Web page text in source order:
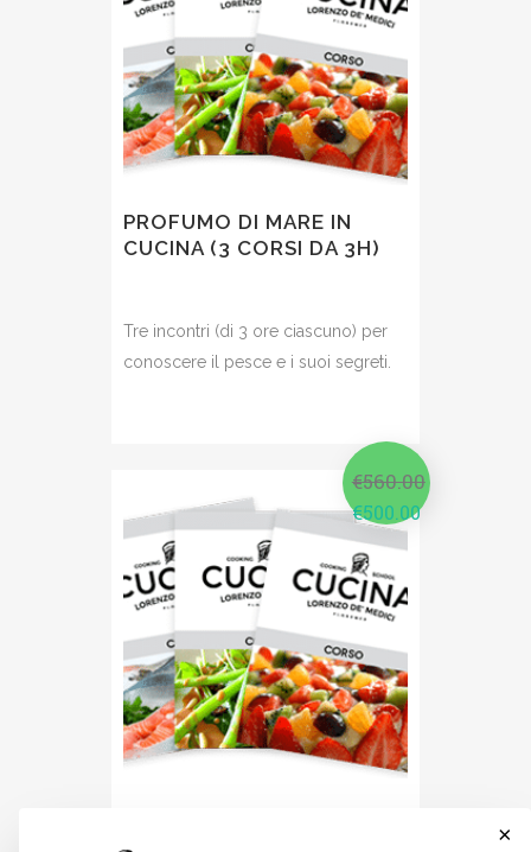
PROFUMO DI MARE IN
CUCINA (3 CORSI DA 3H)
Tre incontri (di 3 ore ciascuno) per
conoscere il pesce e i suoi segreti.
€560.00
€500.00
×